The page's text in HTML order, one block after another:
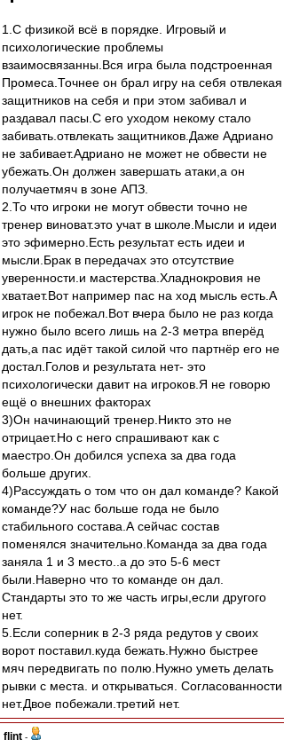
1.С физикой всё в порядке. Игровый и
психологические проблемы
взаимосвязанны.Вся игра была подстроенная
Промеса.Точнее он брал игру на себя отвлекая
защитников на себя и при этом забивал и
раздавал пасы.С его уходом некому стало
забивать.отвлекать защитников.Даже Адриано
не забивает.Адриано не может не обвести не
убежать.Он должен завершать атаки,а он
получаетмяч в зоне АПЗ.
2.То что игроки не могут обвести точно не
тренер виноват.это учат в школе.Мысли и идеи
это эфимерно.Есть результат есть идеи и
мысли.Брак в передачах это отсутствие
уверенности.и мастерства.Хладнокровия не
хватает.Вот например пас на ход мысль есть.А
игрок не побежал.Вот вчера было не раз когда
нужно было всего лишь на 2-3 метра вперёд
дать,а пас идёт такой силой что партнёр его не
достал.Голов и результата нет- это
психологически давит на игроков.Я не говорю
ещё о внешних факторах
3)Он начинающий тренер.Никто это не
отрицает.Но с него спрашивают как с
маестро.Он добился успеха за два года
больше других.
4)Рассуждать о том что он дал команде? Какой
команде?У нас больше года не было
стабильного состава.А сейчас состав
поменялся значительно.Команда за два года
заняла 1 и 3 место..а до это 5-6 мест
были.Наверно что то команде он дал.
Стандарты это то же часть игры,если другого
нет.
5.Если соперник в 2-3 ряда редутов у своих
ворот поставил.куда бежать.Нужно быстрее
мяч передвигать по полю.Нужно уметь делать
рывки с места. и открываться. Согласованности
нет.Двое побежали.третий нет.
flint -